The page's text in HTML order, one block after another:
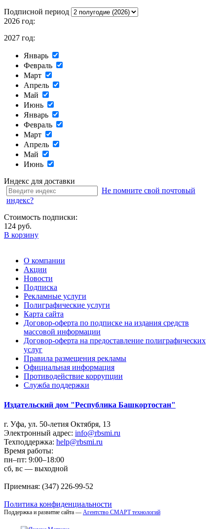
Подписной период
2026 год:
2027 год:
Январь
Февраль
Март
Апрель
Май
Июнь
Январь
Февраль
Март
Апрель
Май
Июнь
Индекс для доставки
Не помните свой почтовый
индекс?
Стоимость подписки:
124 руб.
В корзину
О компании
Акции
Новости
Подписка
Рекламные услуги
Полиграфические услуги
Карта сайта
Договор-оферта по подписке на издания средств
массовой информации
Договор-оферта на предоставление полиграфических
услуг
Правила размещения рекламы
Официальная информация
Противодействие коррупции
Cлужба поддержки
Издательский дом "Республика Башкортостан"
г. Уфа, ул. 50-летия Октября, 13
Электронный адрес: info@rbsmi.ru
Техподдержка: help@rbsmi.ru
Время работы:
пн–пт: 9:00–18:00
сб, вс — выходной
Приемная: (347) 226-99-52
Политика конфиденциальности
Поддержка и развитие сайта — Агентство СМАРТ технологий